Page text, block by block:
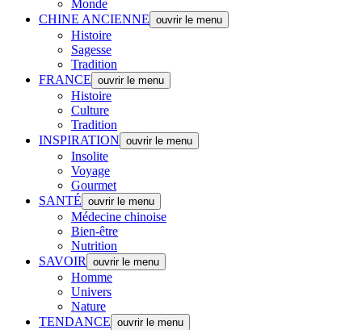
Monde
CHINE ANCIENNE ouvrir le menu
Histoire
Sagesse
Tradition
FRANCE ouvrir le menu
Histoire
Culture
Tradition
INSPIRATION ouvrir le menu
Insolite
Voyage
Gourmet
SANTÉ ouvrir le menu
Médecine chinoise
Bien-être
Nutrition
SAVOIR
ouvrir le menu
Homme
Univers
Nature
TENDANCE ouvrir le menu